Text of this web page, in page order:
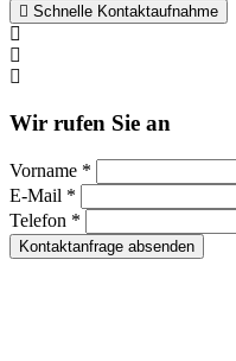
Schnelle Kontaktaufnahme
Wir rufen Sie an
Vorname *
E-Mail *
Telefon *